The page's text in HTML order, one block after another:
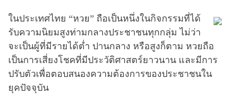
ในประเทศไทย “หวย” ถือเป็นหนึ่งในกิจกรรมที่ได้
รับความนิยมสูงท่ามกลางประชาชนทุกกลุ่ม ไม่ว่า
จะเป็นผู้ที่มีรายได้ต่ำ ปานกลาง หรือสูงก็ตาม หวยถือ
เป็นการเสี่ยงโชคที่มีประวัติศาสตร์ยาวนาน และมีการ
ปรับตัวเพื่อตอบสนองความต้องการของประชาชนใน
ยุคปัจจุบัน